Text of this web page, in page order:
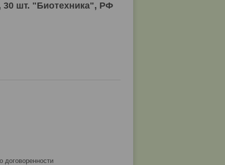
30 шт. "Биотехника", РФ
договоренности